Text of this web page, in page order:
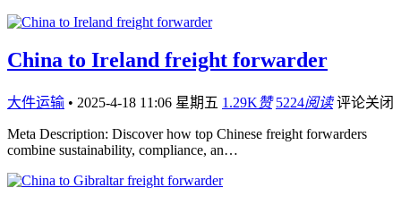
China to Ireland freight forwarder
大件运输 • 2025-4-18 11:06 星期五 1.29K赞 5224阅读 评论关闭
Meta Description: Discover how top Chinese freight forwarders
combine sustainability, compliance, an…